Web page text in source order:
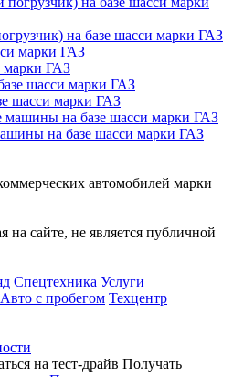
на базе шасси марки ГАЗ
марки ГАЗ
шасси марки ГАЗ
на базе шасси марки ГАЗ
автомобилей марки
сайте, не является публичной
Спецтехника Услуги
Авто с пробегом Техцентр
на тест-драйв Получать